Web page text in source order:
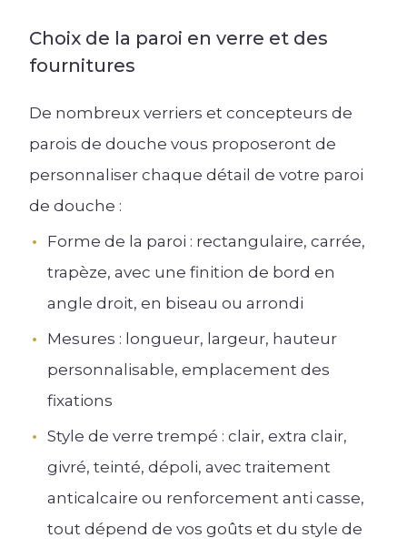
Choix de la paroi en verre et des
fournitures
De nombreux verriers et concepteurs de
parois de douche vous proposeront de
personnaliser chaque détail de votre paroi
de douche :
Forme de la paroi : rectangulaire, carrée,
trapèze, avec une finition de bord en
angle droit, en biseau ou arrondi
Mesures : longueur, largeur, hauteur
personnalisable, emplacement des
fixations
Style de verre trempé : clair, extra clair,
givré, teinté, dépoli, avec traitement
anticalcaire ou renforcement anti casse,
tout dépend de vos goûts et du style de